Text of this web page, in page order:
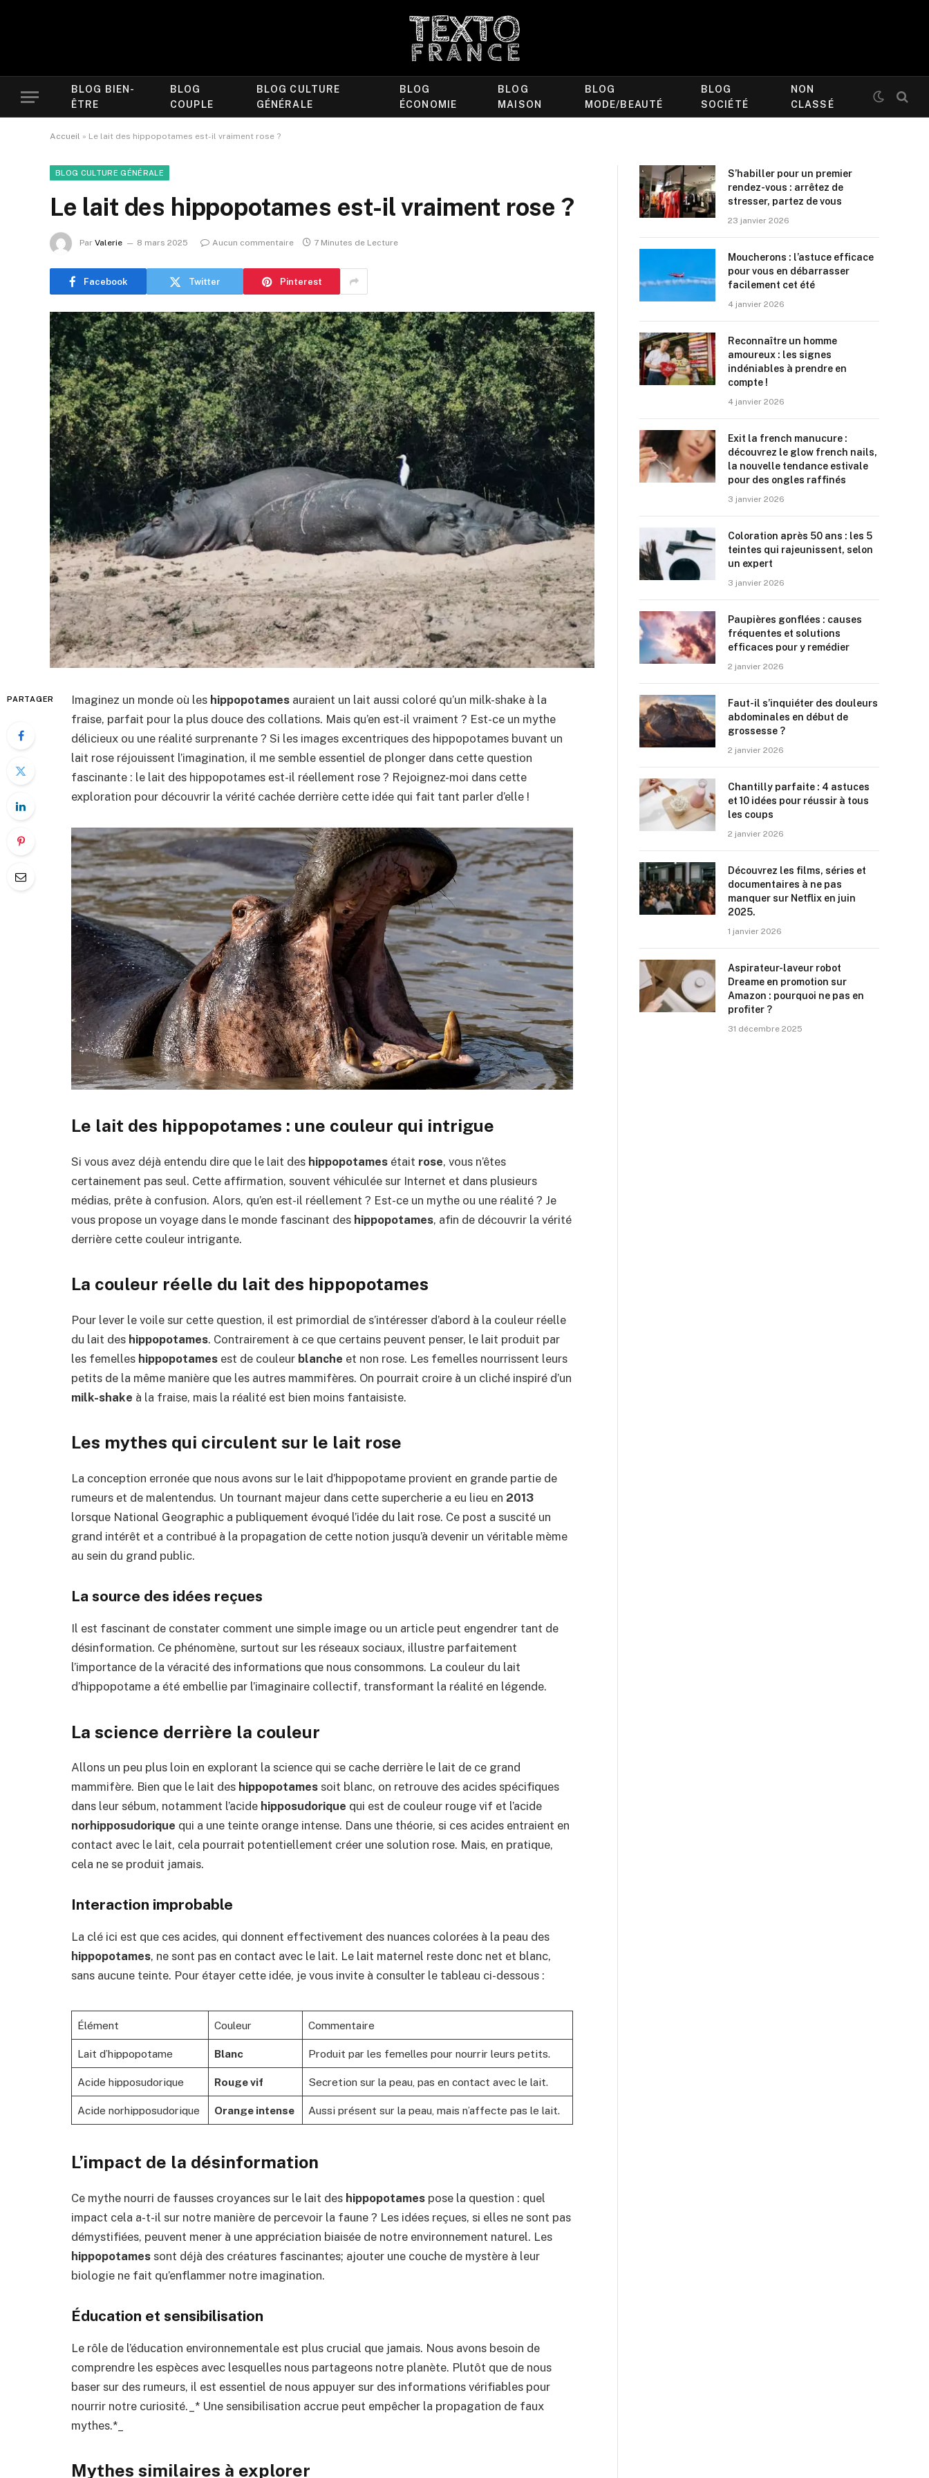
BLOG BIEN-
ÊTRE
BLOG
COUPLE
BLOG CULTURE
GÉNÉRALE
BLOG
ÉCONOMIE
BLOG
MAISON
BLOG
MODE/BEAUTÉ
BLOG
SOCIÉTÉ
NON
CLASSÉ
Accueil » Le lait des hippopotames est-il vraiment rose ?
BLOG CULTURE GÉNÉRALE
Le lait des hippopotames est-il vraiment rose ?
Par Valerie 8 mars 2025 Aucun commentaire 7 Minutes de Lecture
Facebook Twitter Pinterest
PARTAGER Imaginez un monde où les hippopotames auraient un lait aussi coloré qu’un milk-shake à la
fraise, parfait pour la plus douce des collations. Mais qu’en est-il vraiment ? Est-ce un mythe
délicieux ou une réalité surprenante ? Si les images excentriques des hippopotames buvant un
lait rose réjouissent l’imagination, il me semble essentiel de plonger dans cette question
fascinante : le lait des hippopotames est-il réellement rose ? Rejoignez-moi dans cette
exploration pour découvrir la vérité cachée derrière cette idée qui fait tant parler d’elle !
Le lait des hippopotames : une couleur qui intrigue
Si vous avez déjà entendu dire que le lait des hippopotames était rose, vous n’êtes
certainement pas seul. Cette affirmation, souvent véhiculée sur Internet et dans plusieurs
médias, prête à confusion. Alors, qu’en est-il réellement ? Est-ce un mythe ou une réalité ? Je
vous propose un voyage dans le monde fascinant des hippopotames, afin de découvrir la vérité
derrière cette couleur intrigante.
La couleur réelle du lait des hippopotames
Pour lever le voile sur cette question, il est primordial de s’intéresser d’abord à la couleur réelle
du lait des hippopotames. Contrairement à ce que certains peuvent penser, le lait produit par
les femelles hippopotames est de couleur blanche et non rose. Les femelles nourrissent leurs
petits de la même manière que les autres mammifères. On pourrait croire à un cliché inspiré d’un
milk-shake à la fraise, mais la réalité est bien moins fantaisiste.
Les mythes qui circulent sur le lait rose
La conception erronée que nous avons sur le lait d’hippopotame provient en grande partie de
rumeurs et de malentendus. Un tournant majeur dans cette supercherie a eu lieu en 2013
lorsque National Geographic a publiquement évoqué l’idée du lait rose. Ce post a suscité un
grand intérêt et a contribué à la propagation de cette notion jusqu’à devenir un véritable mème
au sein du grand public.
La source des idées reçues
Il est fascinant de constater comment une simple image ou un article peut engendrer tant de
désinformation. Ce phénomène, surtout sur les réseaux sociaux, illustre parfaitement
l’importance de la véracité des informations que nous consommons. La couleur du lait
d’hippopotame a été embellie par l’imaginaire collectif, transformant la réalité en légende.
La science derrière la couleur
Allons un peu plus loin en explorant la science qui se cache derrière le lait de ce grand
mammifère. Bien que le lait des hippopotames soit blanc, on retrouve des acides spécifiques
dans leur sébum, notamment l’acide hipposudorique qui est de couleur rouge vif et l’acide
norhipposudorique qui a une teinte orange intense. Dans une théorie, si ces acides entraient en
contact avec le lait, cela pourrait potentiellement créer une solution rose. Mais, en pratique,
cela ne se produit jamais.
Interaction improbable
La clé ici est que ces acides, qui donnent effectivement des nuances colorées à la peau des
hippopotames, ne sont pas en contact avec le lait. Le lait maternel reste donc net et blanc,
sans aucune teinte. Pour étayer cette idée, je vous invite à consulter le tableau ci-dessous :
Élément Couleur Commentaire
Lait d’hippopotame Blanc Produit par les femelles pour nourrir leurs petits.
Acide hipposudorique Rouge vif Secretion sur la peau, pas en contact avec le lait.
Acide norhipposudorique Orange intense Aussi présent sur la peau, mais n’affecte pas le lait.
L’impact de la désinformation
Ce mythe nourri de fausses croyances sur le lait des hippopotames pose la question : quel
impact cela a-t-il sur notre manière de percevoir la faune ? Les idées reçues, si elles ne sont pas
démystifiées, peuvent mener à une appréciation biaisée de notre environnement naturel. Les
hippopotames sont déjà des créatures fascinantes; ajouter une couche de mystère à leur
biologie ne fait qu’enflammer notre imagination.
Éducation et sensibilisation
Le rôle de l’éducation environnementale est plus crucial que jamais. Nous avons besoin de
comprendre les espèces avec lesquelles nous partageons notre planète. Plutôt que de nous
baser sur des rumeurs, il est essentiel de nous appuyer sur des informations vérifiables pour
nourrir notre curiosité._* Une sensibilisation accrue peut empêcher la propagation de faux
mythes.*_
Mythes similaires à explorer
S’habiller pour un premier
rendez-vous : arrêtez de
stresser, partez de vous
23 janvier 2026
Moucherons : l’astuce efficace
pour vous en débarrasser
facilement cet été
4 janvier 2026
Reconnaître un homme
amoureux : les signes
indéniables à prendre en
compte !
4 janvier 2026
Exit la french manucure :
découvrez le glow french nails,
la nouvelle tendance estivale
pour des ongles raffinés
3 janvier 2026
Coloration après 50 ans : les 5
teintes qui rajeunissent, selon
un expert
3 janvier 2026
Paupières gonflées : causes
fréquentes et solutions
efficaces pour y remédier
2 janvier 2026
Faut-il s’inquiéter des douleurs
abdominales en début de
grossesse ?
2 janvier 2026
Chantilly parfaite : 4 astuces
et 10 idées pour réussir à tous
les coups
2 janvier 2026
Découvrez les films, séries et
documentaires à ne pas
manquer sur Netflix en juin
2025.
1 janvier 2026
Aspirateur-laveur robot
Dreame en promotion sur
Amazon : pourquoi ne pas en
profiter ?
31 décembre 2025